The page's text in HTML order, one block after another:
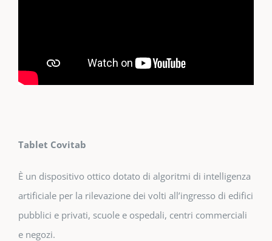
Tablet Covitab
È un dispositivo ottico dotato di algoritmi di intelligenza
artificiale per la rilevazione dei volti all’ingresso di edifici
pubblici e privati, scuole e ospedali, centri commerciali
e negozi.